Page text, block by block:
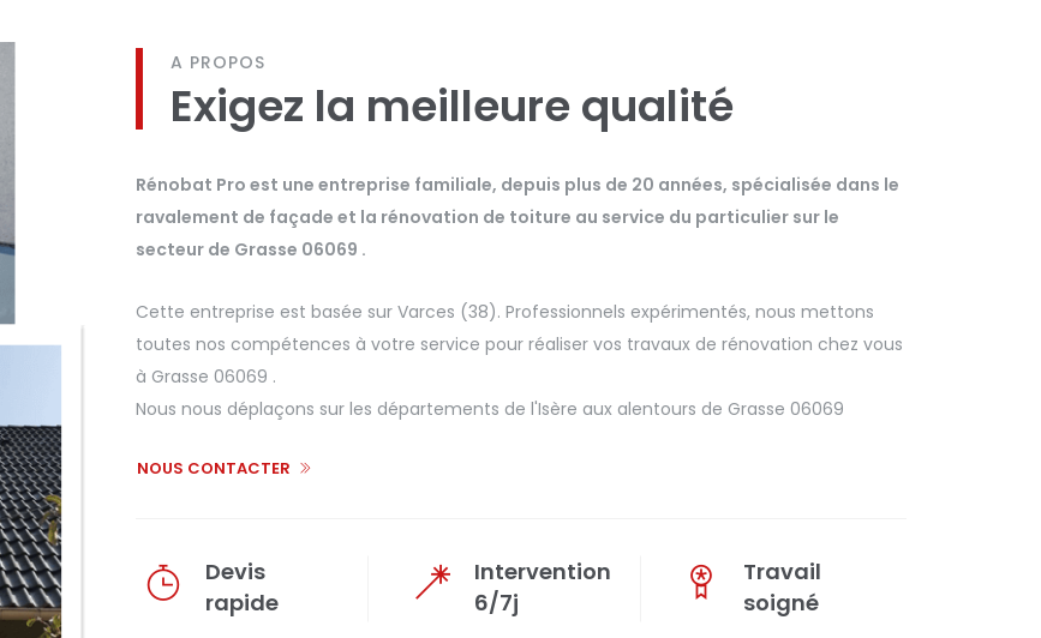
A PROPOS
Exigez la meilleure qualité
Rénobat Pro est une entreprise familiale, depuis plus de 20 années, spécialisée dans le
ravalement de façade et la rénovation de toiture au service du particulier sur le
secteur de Grasse 06069 .
Cette entreprise est basée sur Varces (38). Professionnels expérimentés, nous mettons
toutes nos compétences à votre service pour réaliser vos travaux de rénovation chez vous
à Grasse 06069 .
Nous nous déplaçons sur les départements de l'Isère aux alentours de Grasse 06069
NOUS CONTACTER
Devis
rapide
Intervention
6/7j
Travail
soigné